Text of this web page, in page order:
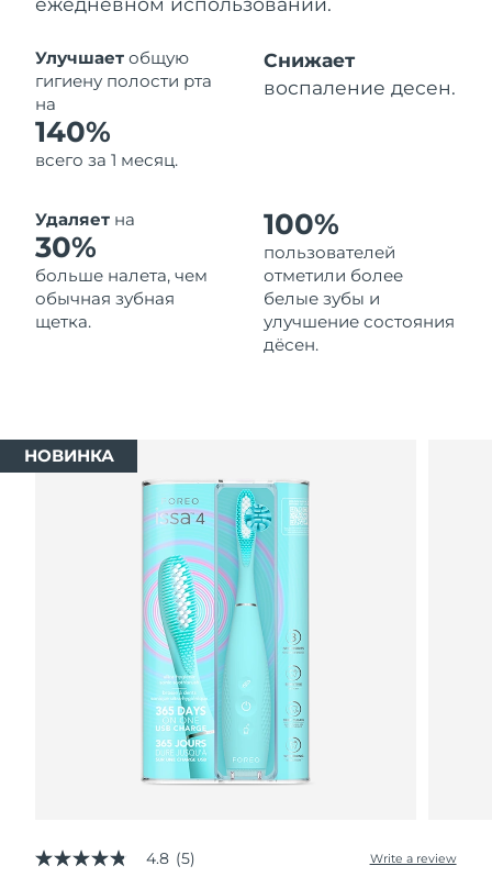
Улучшает общую
гигиену полости рта
на
140%
всего за 1 месяц.
Снижает
воспаление десен.
Удаляет на
30%
больше налета, чем
обычная зубная
щетка.
100%
пользователей
отметили более
белые зубы и
улучшение состояния
дёсен.
НОВИНКА
4.8
4.8 (5) Write a review
Турция
Ожидаемая дата доставки
Великобритания
Ожидаемая дата доставки
Соединенные
Штаты
Ожидаемая дата доставки
8/10/26
Вьетнам